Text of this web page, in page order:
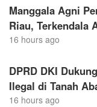
Manggala Agni
Riau, Terkendala
16 hours ago
DPRD DKI
Ilegal di Tanah
16 hours ago